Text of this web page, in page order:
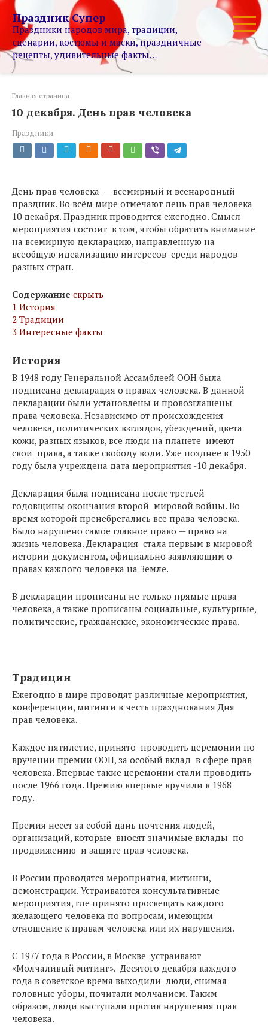
Перейти
контенту
Праздник Супер
Праздники народов мира, традиции,
сценарии, костюмы и маски, праздничные
рецепты, удивительные факты…
Главная страница
10 декабря. День прав человека
Праздники
День прав человека — всемирный и всенародный
праздник. Во всём мире отмечают день прав человека
10 декабря. Праздник проводится ежегодно. Смысл
мероприятия состоит в том, чтобы обратить внимание
на всемирную декларацию, направленную на
всеобщую идеализацию интересов среди народов
разных стран.
Содержание скрыть
1 История
2 Традиции
3 Интересные факты
История
В 1948 году Генеральной Ассамблеей ООН была
подписана декларация о правах человека. В данной
декларации были установлены и провозглашены
права человека. Независимо от происхождения
человека, политических взглядов, убеждений, цвета
кожи, разных языков, все люди на планете имеют
свои права, а также свободу воли. Уже позднее в 1950
году была учреждена дата мероприятия -10 декабря.
Декларация была подписана после третьей
годовщины окончания второй мировой войны. Во
время которой пренебрегались все права человека.
Было нарушено самое главное право — право на
жизнь человека. Декларация стала первым в мировой
истории документом, официально заявляющим о
правах каждого человека на Земле.
В декларации прописаны не только прямые права
человека, а также прописаны социальные, культурные,
политические, гражданские, экономические права.
Традиции
Ежегодно в мире проводят различные мероприятия,
конференции, митинги в честь празднования Дня
прав человека.
Каждое пятилетие, принято проводить церемонии по
вручении премии ООН, за особый вклад в сфере прав
человека. Впервые такие церемонии стали проводить
после 1966 года. Премию впервые вручили в 1968
году.
Премия несет за собой дань почтения людей,
организаций, которые вносят значимые вклады по
продвижению и защите прав человека.
В России проводятся мероприятия, митинги,
демонстрации. Устраиваются консультативные
мероприятия, где принято просвещать каждого
желающего человека по вопросам, имеющим
отношение к правам человека или их нарушения.
С 1977 года в России, в Москве устраивают
«Молчаливый митинг». Десятого декабря каждого
года в советское время выходили люди, снимая
головные уборы, почитали молчанием. Таким
образом, люди выступали против нарушения прав
человека.